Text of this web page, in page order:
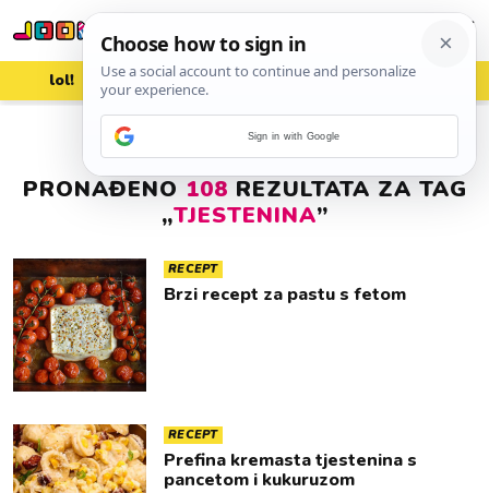
lol! aww vrh! woot?!
PRONAĐENO 108 REZULTATA ZA TAG
„TJESTENINA”
RECEPT
Brzi recept za pastu s fetom
RECEPT
Prefina kremasta tjestenina s
pancetom i kukuruzom
Sign in with Google